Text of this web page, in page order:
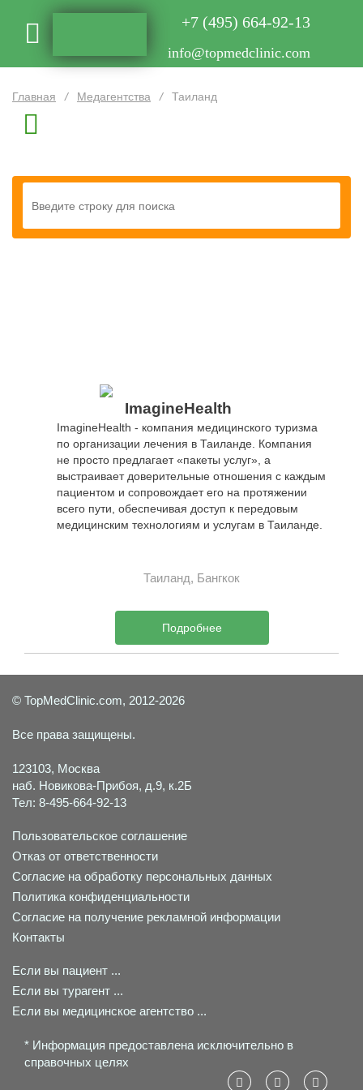
+7 (495) 664-92-13
info@topmedclinic.com
Главная / Медагентства / Таиланд
ImagineHealth
ImagineHealth - компания медицинского туризма
по организации лечения в Таиланде. Компания
не просто предлагает «пакеты услуг», а
выстраивает доверительные отношения с каждым
пациентом и сопровождает его на протяжении
всего пути, обеспечивая доступ к передовым
медицинским технологиям и услугам в Таиланде.
Таиланд, Бангкок
Подробнее
© TopMedClinic.com, 2012-2026
Все права защищены.
123103, Москва
наб. Новикова-Прибоя, д.9, к.2Б
Тел: 8-495-664-92-13
Пользовательское соглашение
Отказ от ответственности
Согласие на обработку персональных данных
Политика конфиденциальности
Согласие на получение рекламной информации
Контакты
Если вы пациент ...
Если вы турагент ...
Если вы медицинское агентство ...
* Информация предоставлена исключительно в
справочных целях